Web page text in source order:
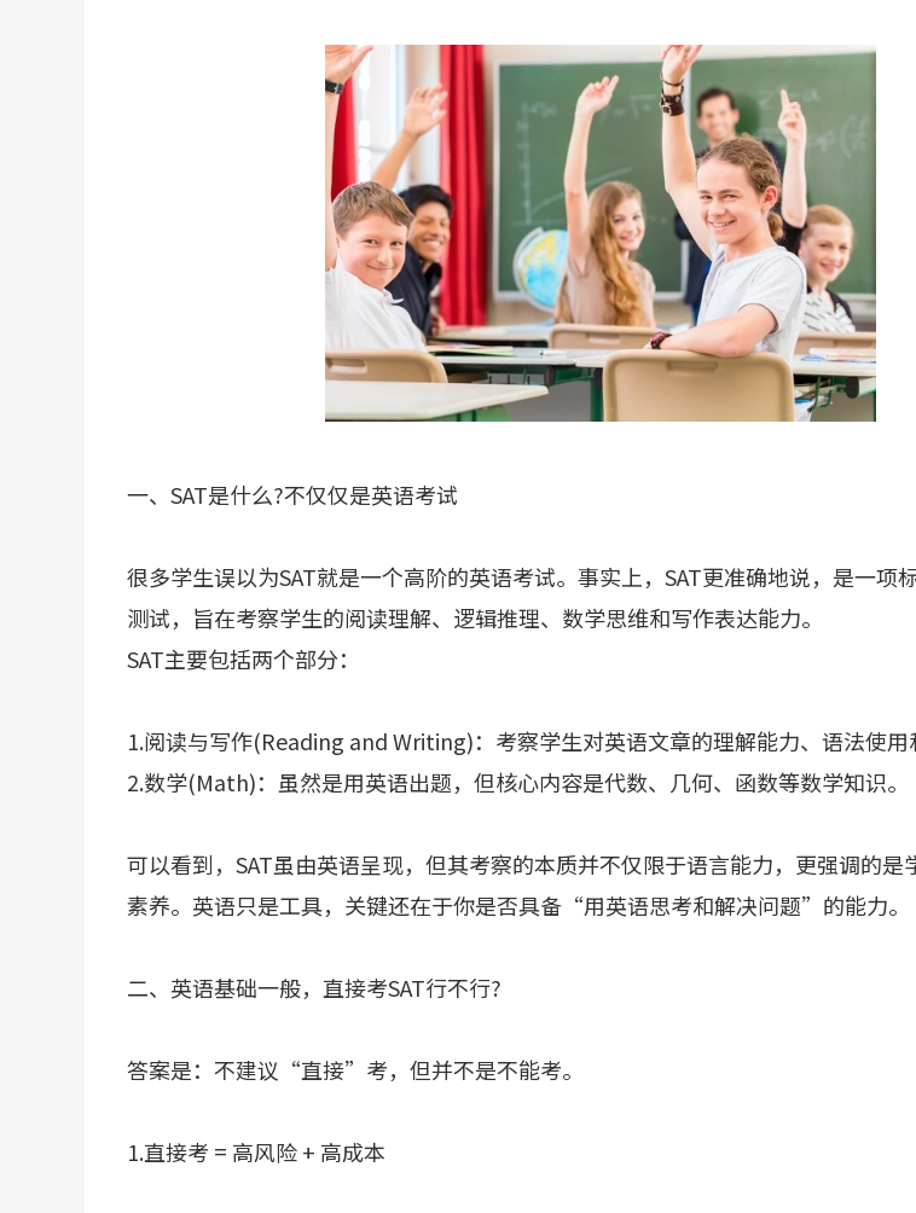
一、SAT是什么?不仅仅是英语考试
很多学生误以为SAT就是一个高阶的英语考试。事实上，SAT更准确地说，是一项
测试，旨在考察学生的阅读理解、逻辑推理、数学思维和写作表达能力。
SAT主要包括两个部分：
1.阅读与写作(Reading and Writing)：考察学生对英语文章的理解能力、语法使用
2.数学(Math)：虽然是用英语出题，但核心内容是代数、几何、函数等数学知识。
可以看到，SAT虽由英语呈现，但其考察的本质并不仅限于语言能力，更强调的是
素养。英语只是工具，关键还在于你是否具备“用英语思考和解决问题”的能力。
二、英语基础一般，直接考SAT行不行?
答案是：不建议“直接”考，但并不是不能考。
1.直接考 = 高风险 + 高成本